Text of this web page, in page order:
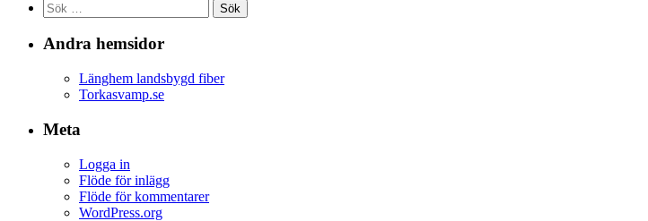
Sök
efter:
Andra hemsidor
Länghem landsbygd fiber
Torkasvamp.se
Meta
Logga in
Flöde för inlägg
Flöde för kommentarer
WordPress.org